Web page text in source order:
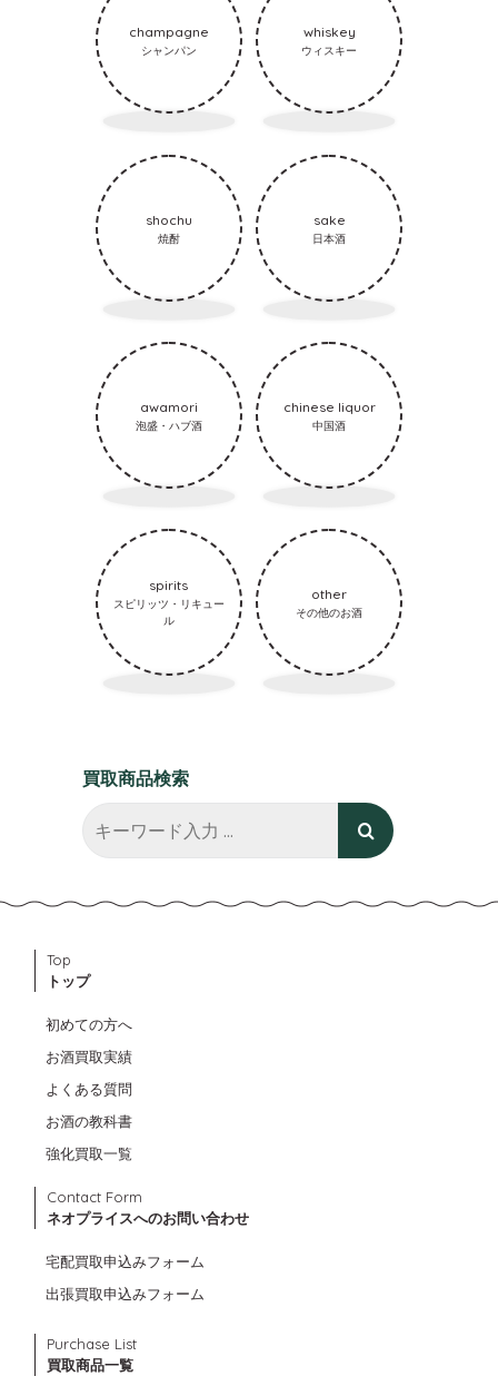
champagne
シャンパン
whiskey
ウィスキー
shochu
焼酎
sake
日本酒
awamori
泡盛・ハブ酒
chinese liquor
中国酒
spirits
スピリッツ・リキュー
ル
other
その他のお酒
買取商品検索
Top
トップ
初めての方へ
お酒買取実績
よくある質問
お酒の教科書
強化買取一覧
Contact Form
ネオプライスへのお問い合わせ
宅配買取申込みフォーム
出張買取申込みフォーム
Purchase List
買取商品一覧